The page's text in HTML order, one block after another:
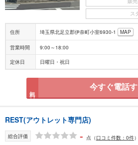
ス
住所 埼玉県北足立郡伊奈町小室6930-1 MAP
営業時間 9:00～18:00
定休日 日曜日・祝日
今すぐ電話
REST(アウトレット専門店)
総合評価 - 点 （口コミ件数：0件）